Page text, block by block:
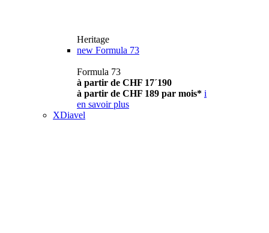
Heritage
new Formula 73
Formula 73
à partir de CHF 17´190
à partir de CHF 189 par mois* i
en savoir plus
XDiavel